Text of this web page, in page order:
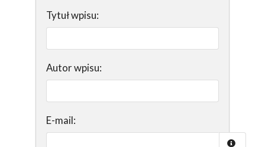
Tytuł wpisu:
Autor wpisu:
E-mail: